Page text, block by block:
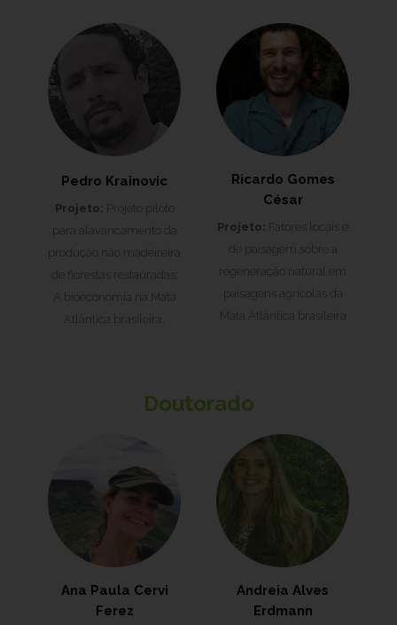
Pedro Krainovic
Projeto: Projeto piloto
para alavancamento da
produção não madeireira
de florestas restauradas:
A bioeconomia na Mata
Atlântica brasileira.
Ricardo Gomes
César
Projeto: Fatores locais e
de paisagem sobre a
regeneração natural em
paisagens agrícolas da
Mata Atlântica brasileira
Doutorado
Ana Paula Cervi
Ferez
Andreia Alves
Erdmann